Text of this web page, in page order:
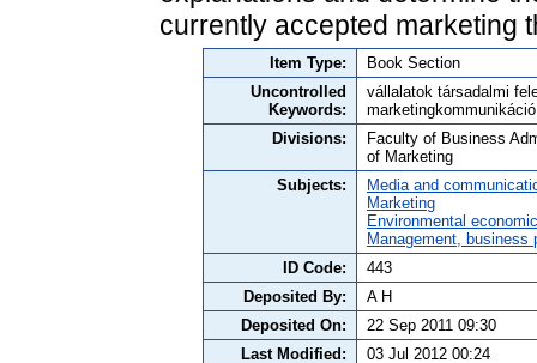
currently accepted marketing
Item Type:
Book Section
Uncontrolled
Keywords:
vállalatok társadalmi
Divisions:
Faculty of Business
of Marketing
Subjects:
Media and
Marketing
Environmental
Management,
ID Code:
443
Deposited By:
A H
Deposited On:
22 Sep 2011 09:30
Last Modified:
03 Jul 2012 00:24